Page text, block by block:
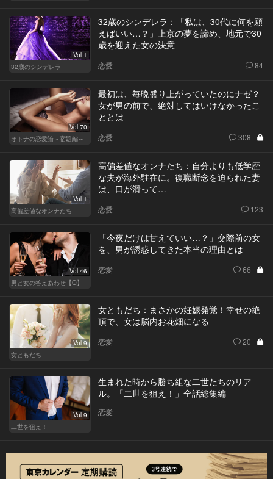
Vol.1
32歳のシンデレラ
32歳のシンデレラ：「私は、30代に何を願
えばいい…？」上京の夢を諦め、地元で30
歳を迎えた女の決意
恋愛 84
Vol.70
オトナの恋愛論～宿題編～
最初は、毎晩盛り上がっていたのにナゼ？
女が男の前で、絶対してはいけなかったこ
ととは
恋愛 308
Vol.1
高偏差値なオンナたち
高偏差値なオンナたち：自分よりも低学歴
な夫が海外駐在に。復職断念を迫られた妻
は、口が滑って…
恋愛 123
Vol.46
男と女の答えあわせ【Q】
「今夜だけは甘えていい…？」交際前の女
を、男が誘惑してきた本当の理由とは
恋愛 66
Vol.9
女ともだち
女ともだち：まさかの妊娠発覚！幸せの絶
頂で、女は脳内お花畑になる
恋愛 20
Vol.9
二世を狙え！
生まれた時から勝ち組な二世たちのリア
ル。「二世を狙え！」全話総集編
恋愛